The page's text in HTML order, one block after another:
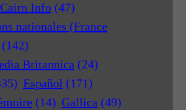
Cairn Info (47)
nationales (France
(142)
Britannica (24)
Español (171)
(14) Gallica (49)